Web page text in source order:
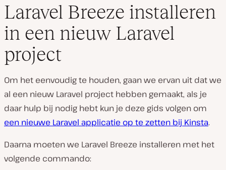
Laravel Breeze installeren
in een nieuw Laravel
project
Om het eenvoudig te houden, gaan we ervan uit dat we
al een nieuw Laravel project hebben gemaakt, als je
daar hulp bij nodig hebt kun je deze gids volgen om
een nieuwe Laravel applicatie op te zetten bij Kinsta.
Daarna moeten we Laravel Breeze installeren met het
volgende commando: